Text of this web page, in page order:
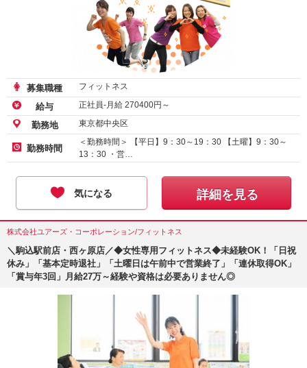
募集職種 フィットネス
給与 正社員-月給 270400円～
勤務地 東京都中央区
勤務時間
＜勤務時間＞ 【平日】9：30～19：30 【土曜】9：30～
13：30 ・営…
気になる 詳細を見る
株式会社ユアーズ・コーポレーション/フィットネス
＼駒込駅前店・西ヶ原店／◆女性専用フィットネス◆未経験OK！「日祝
休み」「基本定時退社」「土曜日は午前中で営業終了」「連休取得OK」
「賞与年3回」月給27万～経験や資格は必要ありません◎